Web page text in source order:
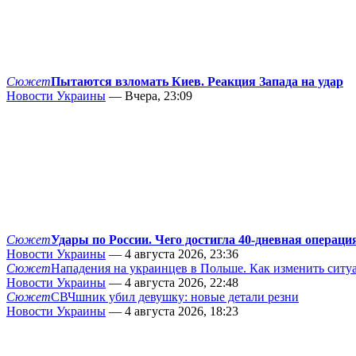
СюжетПытаются взломать Киев. Реакция Запада на удар
Новости Украины — Вчера, 23:09
СюжетУдары по России. Чего достигла 40-дневная
Новости Украины — 4 августа 2026, 23:36
СюжетНападения на украинцев в Польше. Как изменить
Новости Украины — 4 августа 2026, 22:48
СюжетСВЧшник убил девушку: новые детали резни
Новости Украины — 4 августа 2026, 18:23